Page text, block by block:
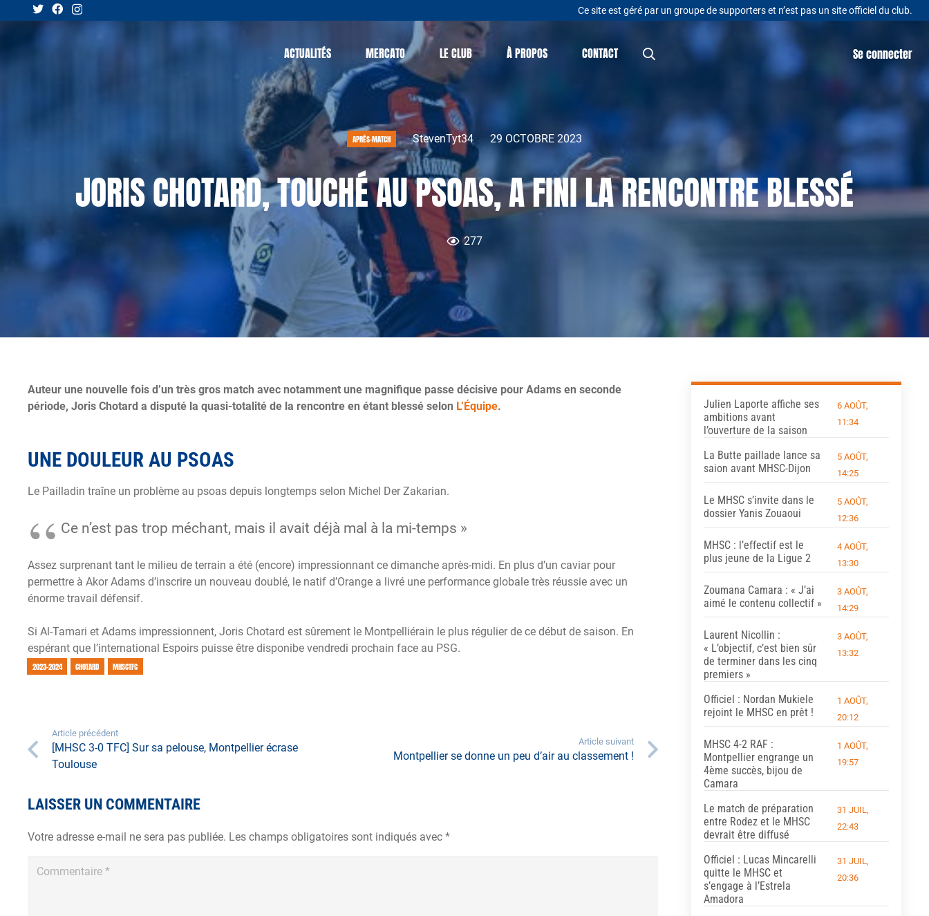
Ce site est géré par un groupe de supporters et n’est pas un site officiel du club.
ACTUALITÉS MERCATO LE CLUB À PROPOS CONTACT Se connecter
APRÈS-MATCH StevenTyt34 29 OCTOBRE 2023
JORIS CHOTARD, TOUCHÉ AU PSOAS, A FINI LA RENCONTRE BLESSÉ
277
Auteur une nouvelle fois d’un très gros match avec notamment une magnifique passe décisive pour Adams en seconde
période, Joris Chotard a disputé la quasi-totalité de la rencontre en étant blessé selon L’Équipe.
UNE DOULEUR AU PSOAS
Le Pailladin traîne un problème au psoas depuis longtemps selon Michel Der Zakarian.
Ce n’est pas trop méchant, mais il avait déjà mal à la mi-temps »
Assez surprenant tant le milieu de terrain a été (encore) impressionnant ce dimanche après-midi. En plus d’un caviar pour
permettre à Akor Adams d’inscrire un nouveau doublé, le natif d’Orange a livré une performance globale très réussie avec un
énorme travail défensif.
Si Al-Tamari et Adams impressionnent, Joris Chotard est sûrement le Montpelliérain le plus régulier de ce début de saison. En
espérant que l’international Espoirs puisse être disponibe vendredi prochain face au PSG.
2023-2024 CHOTARD MHSCTFC
Article précédent
[MHSC 3-0 TFC] Sur sa pelouse, Montpellier écrase
Toulouse
Article suivant
Montpellier se donne un peu d’air au classement !
LAISSER UN COMMENTAIRE
Votre adresse e-mail ne sera pas publiée. Les champs obligatoires sont indiqués avec *
Julien Laporte affiche ses
ambitions avant
l’ouverture de la saison
6 AOÛT,
11:34
La Butte paillade lance sa
saion avant MHSC-Dijon
5 AOÛT,
14:25
Le MHSC s’invite dans le
dossier Yanis Zouaoui
5 AOÛT,
12:36
MHSC : l’effectif est le
plus jeune de la Ligue 2
4 AOÛT,
13:30
Zoumana Camara : « J’ai
aimé le contenu collectif »
3 AOÛT,
14:29
Laurent Nicollin :
« L’objectif, c’est bien sûr
de terminer dans les cinq
premiers »
3 AOÛT,
13:32
Officiel : Nordan Mukiele
rejoint le MHSC en prêt !
1 AOÛT,
20:12
MHSC 4-2 RAF :
Montpellier engrange un
4ème succès, bijou de
Camara
1 AOÛT,
19:57
Le match de préparation
entre Rodez et le MHSC
devrait être diffusé
31 JUIL,
22:43
Officiel : Lucas Mincarelli
quitte le MHSC et
s’engage à l’Estrela
Amadora
31 JUIL,
20:36